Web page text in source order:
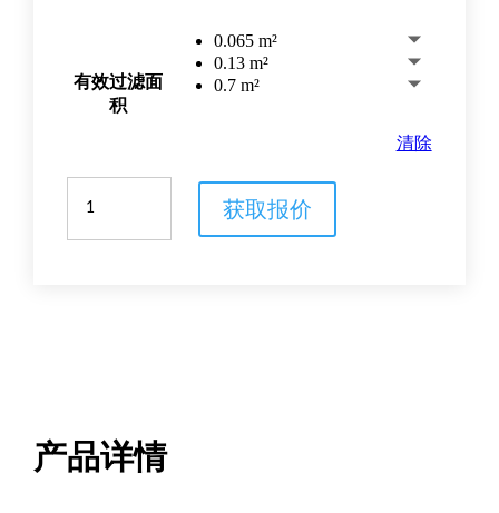
有效过滤面
积
0.065 m²
0.13 m²
0.7 m²
清除
获取报价
产品详情